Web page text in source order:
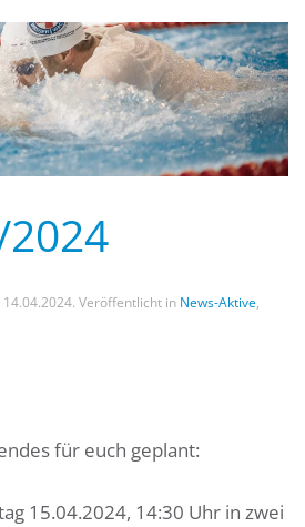
14.04.2024. Veröffentlicht in News-Aktive,
für euch geplant:
15.04.2024, 14:30 Uhr in zwei